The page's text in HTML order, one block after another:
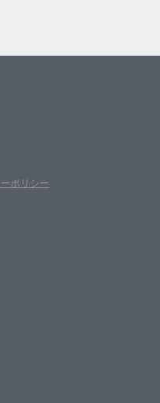
ポリシー